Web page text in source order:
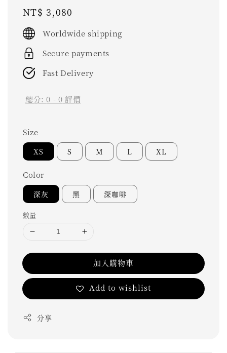
Regular
price
NT$ 3,080
Worldwide shipping
Secure payments
Fast Delivery
總分:0 - 0 評價
Size
XS S M L XL
Color
深灰 黑 深咖啡
數量
加入購物車
Add to wishlist
分享